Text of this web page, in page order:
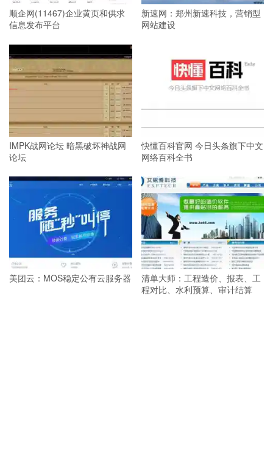
顺企网(11467)企业黄页和供求
信息发布平台
新速网：郑州新速科技，营销型
网站建设
IMPK战网论坛 暗黑破坏神战网
论坛
快懂百科官网 今日头条旗下中文
网络百科全书
美团云：MOS稳定公有云服务器
清单大师：工程造价、报表、工
程对比、水利预算、审计结算